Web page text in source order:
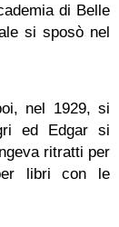
di Belle
si sposò nel
nel 1929, si
ed Edgar si
ritratti per
libri con le